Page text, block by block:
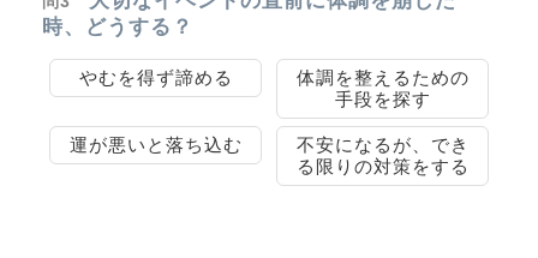
時、どうする？
やむを得ず諦める
体調を整えるための
手段を探す
運が悪いと落ち込む
不安になるが、でき
る限りの対策をする